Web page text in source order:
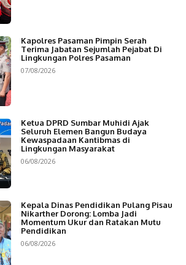
Kapolres Pasaman Pimpin Serah
Terima Jabatan Sejumlah Pejabat Di
Lingkungan Polres Pasaman
07/08/2026
Ketua DPRD Sumbar Muhidi Ajak
Seluruh Elemen Bangun Budaya
Kewaspadaan Kantibmas di
Lingkungan Masyarakat
06/08/2026
Kepala Dinas Pendidikan Pulang Pisau
Nikarther Dorong: Lomba Jadi
Momentum Ukur dan Ratakan Mutu
Pendidikan
06/08/2026